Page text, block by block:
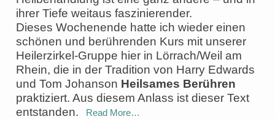
ihrer Tiefe weitaus faszinierender.
Dieses Wochenende hatte ich wieder einen
schönen und berührenden Kurs mit unserer
Heilerzirkel-Gruppe hier in Lörrach/Weil am
Rhein, die in der Tradition von Harry Edwards
und Tom Johanson Heilsames Berühren
praktiziert. Aus diesem Anlass ist dieser Text
entstanden.
Read More…